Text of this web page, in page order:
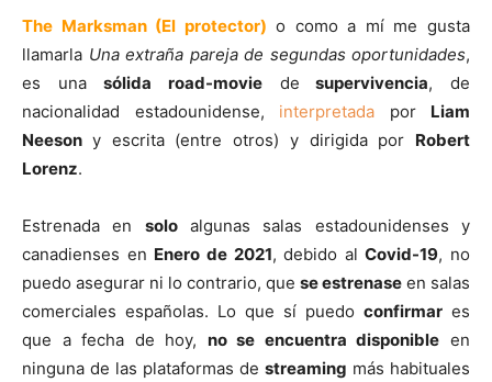
The Marksman (El protector) o como a mí me gusta
llamarla Una extraña pareja de segundas oportunidades,
es unasólida road-movie de supervivencia, de
nacionalidad estadounidense, interpretada por Liam
Neeson y escrita (entre otros) y dirigida por Robert
Lorenz.
Estrenada en soloalgunas salas estadounidenses y
canadienses en Enero de 2021, debido alCovid-19, no
puedo asegurar ni lo contrario, que se estrenase en salas
comerciales españolas. Lo que sí puedo confirmar es
que a fecha de hoy, no se encuentra disponible en
ninguna de las plataformas de streaming más habituales